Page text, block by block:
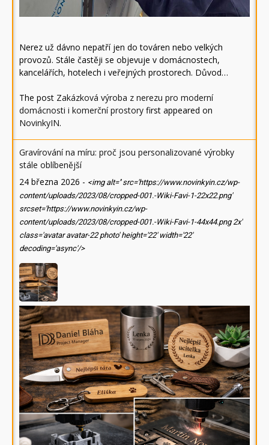
Nerez už dávno nepatří jen do továren nebo velkých
provozů. Stále častěji se objevuje v domácnostech,
kancelářích, hotelech i veřejných prostorech. Důvod…
The post Zakázková výroba z nerezu pro moderní
domácnosti i komerční prostory first appeared on
NovinkyIN.
Gravírování na míru: proč jsou personalizované výrobky
stále oblíbenější
24 března 2026 - <img alt='' src='https://www.novinkyin.cz/wp-
content/uploads/2023/08/cropped-001.-Wiki-Favi-1-22x22.png'
srcset='https://www.novinkyin.cz/wp-
content/uploads/2023/08/cropped-001.-Wiki-Favi-1-44x44.png 2x'
class='avatar avatar-22 photo' height='22' width='22'
decoding='async'/>